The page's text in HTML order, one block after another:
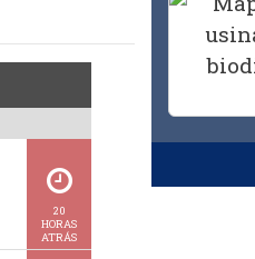
20
HORAS
ATRÁS